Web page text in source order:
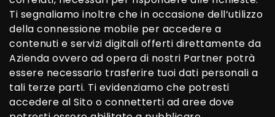
Ti segnaliamo inoltre che in occasione dell’utilizzo
della connessione mobile per accedere a
contenuti e servizi digitali offerti direttamente da
Azienda ovvero ad opera di nostri Partner potrà
essere necessario trasferire tuoi dati personali a
tali terze parti. Ti evidenziamo che potresti
accedere al Sito o connetterti ad aree dove